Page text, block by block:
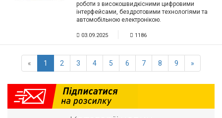
роботи з високошвидкісними цифровими
інтерфейсами, бездротовими технологіями та
автомобільною електронікою.
03.09.2025 1186
« 1 2 3 4 5 6 7 8 9 »